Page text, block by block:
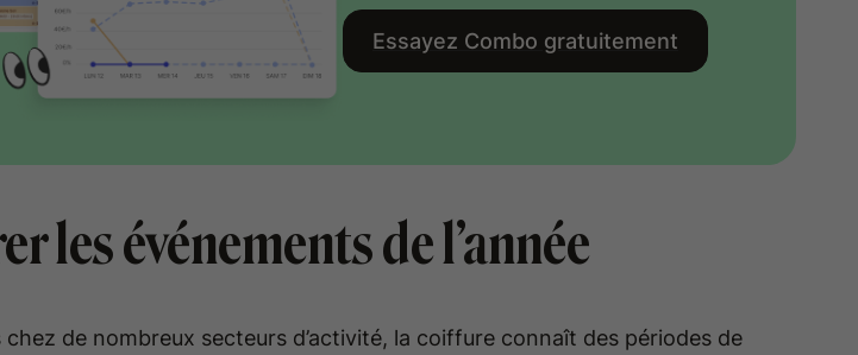
Essayez Combo gratuitement
les événements de l’année
chez de nombreux secteurs d’activité, la coiffure connaît des périodes de